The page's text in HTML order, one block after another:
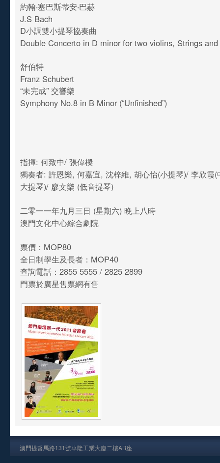
約翰‧塞巴斯蒂安‧巴赫
J.S Bach
D小調雙小提琴協奏曲
Double Concerto in D minor for two violins, Strings
舒伯特
Franz Schubert
“未完成” 交響樂
Symphony No.8 in B Minor (“Unfinished”)
指揮: 何致中/ 張偉樑
獨奏者: 許恩樂, 何嘉宜, 沈梓維, 胡心怡(小提琴)/ 李欣霞
大提琴)/ 廖文樂 (低音提琴)
二零一一年九月三日 (星期六) 晚上八時
澳門文化中心綜合劇院
票價：MOP80
全日制學生及長者：MOP40
查詢電話：2855 5555 / 2825 2899
門票於廣星售票網有售
澳門提督馬路131號華隆工業大廈二樓AB座